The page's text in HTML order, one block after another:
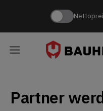
Partner